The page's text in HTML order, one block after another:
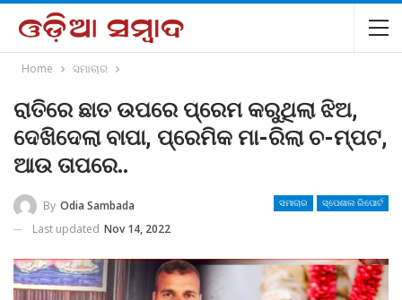
Home ସମାଚାର
ରାତିରେ ଛାତ ଉପରେ ପ୍ରେମ କରୁଥିଲା ଝିଅ,
ଦେଖିଦେଲା ବାପା, ପ୍ରେମିକ ମା-ରିଲା ଚ-ମ୍ପଟ,
ଆଉ ତାପରେ..
ସମାଚାର ସ୍ପେଶାଲ ରିପୋର୍ଟ
By Odia Sambada
Last updated Nov 14, 2022